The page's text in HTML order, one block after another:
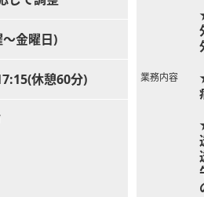
金曜日)
休憩60分) 業務内容